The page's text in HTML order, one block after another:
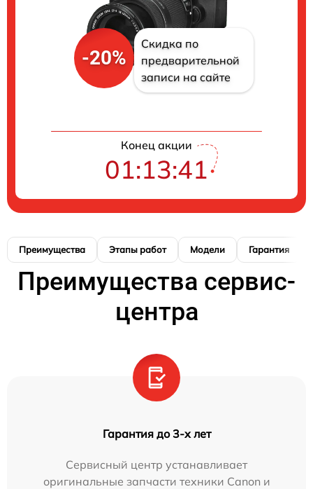
-20%
Скидка по
предварительной
записи на сайте
Конец акции
01:13:40
Преимущества Этапы работ Модели Гарантия
Преимущества сервис-
центра
Гарантия до 3-х лет
Сервисный центр устанавливает
оригинальные запчасти техники Canon и